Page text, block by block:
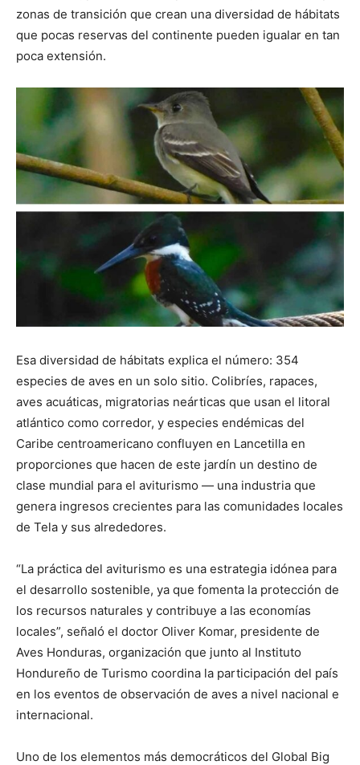
zonas de transición que crean una diversidad de hábitats
que pocas reservas del continente pueden igualar en tan
poca extensión.
Esa diversidad de hábitats explica el número: 354
especies de aves en un solo sitio. Colibríes, rapaces,
aves acuáticas, migratorias neárticas que usan el litoral
atlántico como corredor, y especies endémicas del
Caribe centroamericano confluyen en Lancetilla en
proporciones que hacen de este jardín un destino de
clase mundial para el aviturismo — una industria que
genera ingresos crecientes para las comunidades locales
de Tela y sus alrededores.
“La práctica del aviturismo es una estrategia idónea para
el desarrollo sostenible, ya que fomenta la protección de
los recursos naturales y contribuye a las economías
locales”, señaló el doctor Oliver Komar, presidente de
Aves Honduras, organización que junto al Instituto
Hondureño de Turismo coordina la participación del país
en los eventos de observación de aves a nivel nacional e
internacional.
Uno de los elementos más democráticos del Global Big